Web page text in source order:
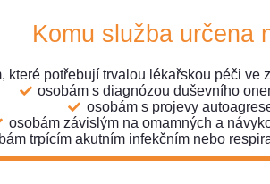
Komu služba určena
které potřebují trvalou lékařskou péči ve
osobám s diagnózou duševního
osobám s projevy
osobám závislým na omamných a
trpícím akutním infekčním nebo